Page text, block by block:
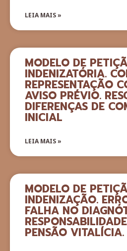
LEIA MAIS »
MODELO DE
INDENIZATÓRIA.
REPRESENTAÇÃO
AVISO PRÉVIO.
DIFERENÇAS DE
INICIAL
LEIA MAIS »
MODELO DE
INDENIZAÇÃO.
FALHA NO
PENSÃO